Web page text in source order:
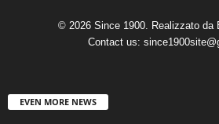
© 2026 Since 1900. Realizzato da
Contact us:
EVEN MORE NEWS